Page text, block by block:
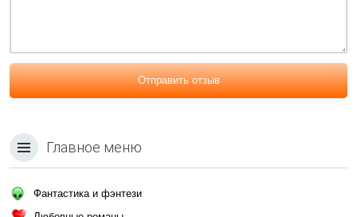
Отправить отзыв
Главное меню
Фантастика и фэнтези